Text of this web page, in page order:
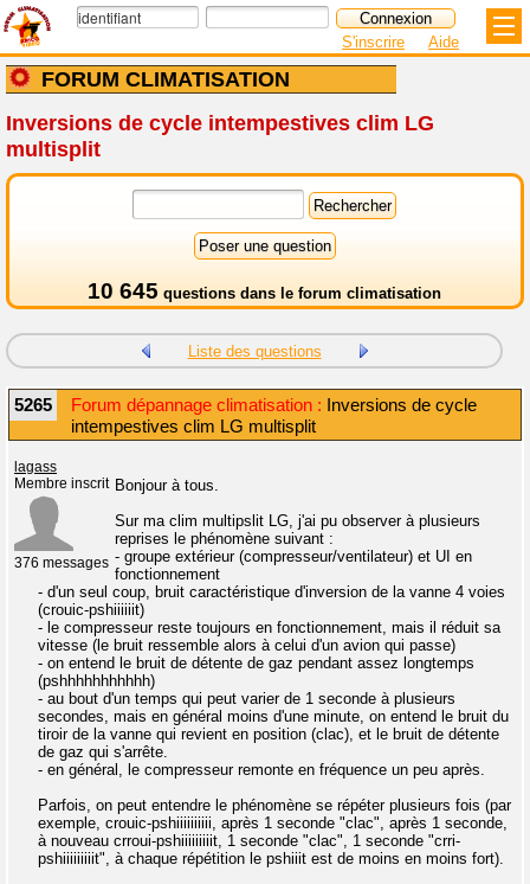
FORUM CLIMATISATION
S'inscrire Aide
Inversions de cycle intempestives clim LG
multisplit
10 645 questions dans le forum climatisation
Liste des questions
5265 Forum dépannage climatisation : Inversions de cycle
intempestives clim LG multisplit
lagass
Membre inscrit
376 messages
Bonjour à tous.
Sur ma clim multipslit LG, j'ai pu observer à plusieurs
reprises le phénomène suivant :
- groupe extérieur (compresseur/ventilateur) et UI en
fonctionnement
- d'un seul coup, bruit caractéristique d'inversion de la vanne 4 voies
(crouic-pshiiiiiit)
- le compresseur reste toujours en fonctionnement, mais il réduit sa
vitesse (le bruit ressemble alors à celui d'un avion qui passe)
- on entend le bruit de détente de gaz pendant assez longtemps
(pshhhhhhhhhhh)
- au bout d'un temps qui peut varier de 1 seconde à plusieurs
secondes, mais en général moins d'une minute, on entend le bruit du
tiroir de la vanne qui revient en position (clac), et le bruit de détente
de gaz qui s'arrête.
- en général, le compresseur remonte en fréquence un peu après.
Parfois, on peut entendre le phénomène se répéter plusieurs fois (par
exemple, crouic-pshiiiiiiiiii, après 1 seconde "clac", après 1 seconde,
à nouveau crroui-pshiiiiiiiiit, 1 seconde "clac", 1 seconde "crri-
pshiiiiiiiiit", à chaque répétition le pshiiit est de moins en moins fort).